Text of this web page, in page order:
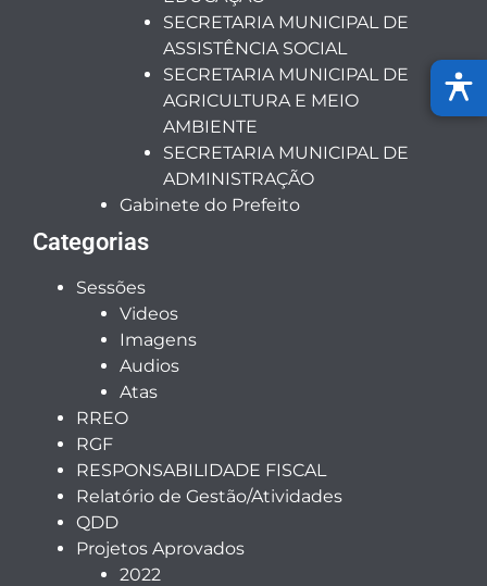
SECRETARIA MUNICIPAL DE
ASSISTÊNCIA SOCIAL
SECRETARIA MUNICIPAL DE
AGRICULTURA E MEIO
AMBIENTE
SECRETARIA MUNICIPAL DE
ADMINISTRAÇÃO
Gabinete do Prefeito
Categorias
Sessões
Videos
Imagens
Audios
Atas
RREO
RGF
RESPONSABILIDADE FISCAL
Relatório de Gestão/Atividades
QDD
Projetos Aprovados
2022